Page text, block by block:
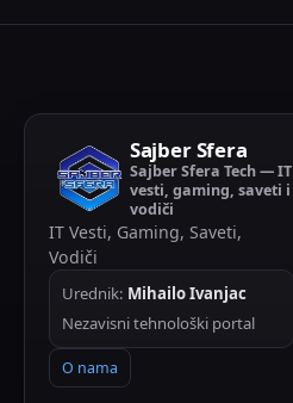
Sajber Sfera
Sajber Sfera Tech — IT
vesti, gaming, saveti i
vodiči
IT Vesti, Gaming, Saveti,
Vodiči
Urednik: Mihailo Ivanjac
Nezavisni tehnološki portal
O nama